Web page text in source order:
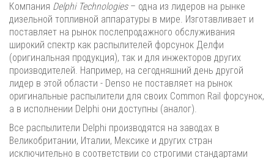
Компания Delphi Technologies– одна из лидеров на рынке
дизельной топливной аппаратуры в мире. Изготавливает и
поставляет на рынок послепродажного обслуживания
широкий спектр как распылителей форсунок Делфи
(оригинальная продукция), так и для инжекторов других
производителей. Например, на сегодняшний день другой
лидер в этой области - Denso не поставляет на рынок
оригинальные распылители для своих Common Rail форсунок,
а в исполнении Delphi они доступны (аналог).
Все распылители Delphi производятся на заводах в
Великобритании, Италии, Мексике и других стран
исключительно в соответствии со строгими стандартами